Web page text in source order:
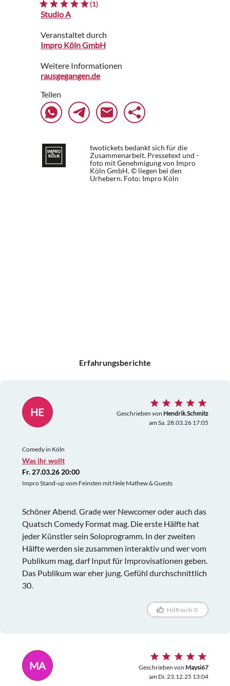
(1)
Studio A
Veranstaltet durch
Impro Köln GmbH
Weitere Informationen
rausgegangen.de
Teilen
twotickets bedankt sich für die
Zusammenarbeit. Pressetext und -
foto mit Genehmigung von Impro
Köln GmbH. © liegen bei den
Urhebern. Foto: Impro Köln
Erfahrungsberichte
HE Geschrieben von Hendrik.Schmitz
am Sa. 28.03.26 17:05
Comedy in Köln
Was ihr wollt
Fr. 27.03.26 20:00
Impro Stand-up vom Feinsten mit Nele Mathew & Guests
Schöner Abend. Grade wer Newcomer oder auch das
Quatsch Comedy Format mag. Die erste Hälfte hat
jeder Künstler sein Soloprogramm. In der zweiten
Hälfte werden sie zusammen interaktiv und wer vom
Publikum mag, darf Input für Improvisationen geben.
Das Publikum war eher jung. Gefühl durchschnittlich
30.
Hilfreich 0
MA Geschrieben von Maysi67
am Di. 23.12.25 13:04